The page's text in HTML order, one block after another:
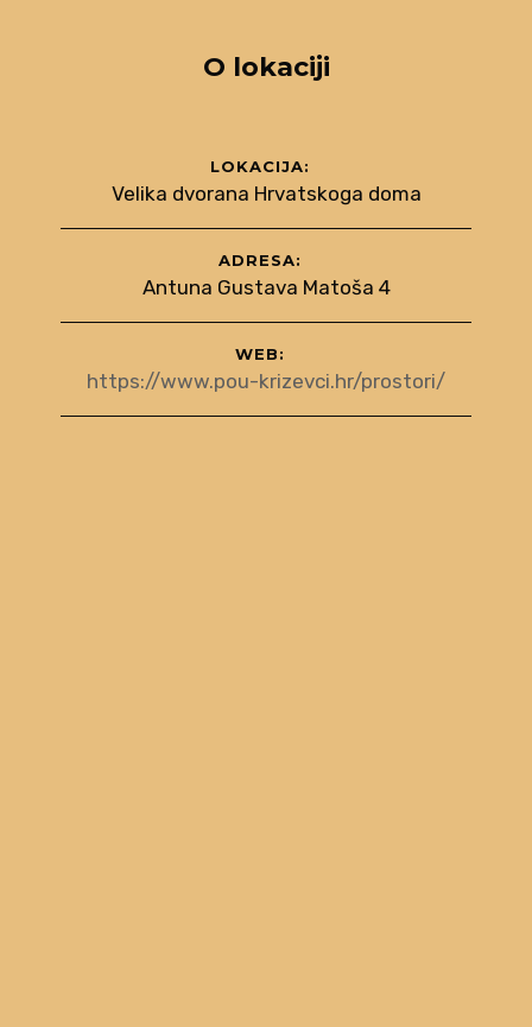
O lokaciji
LOKACIJA:
Velika dvorana Hrvatskoga doma
ADRESA:
Antuna Gustava Matoša 4
WEB:
https://www.pou-krizevci.hr/prostori/